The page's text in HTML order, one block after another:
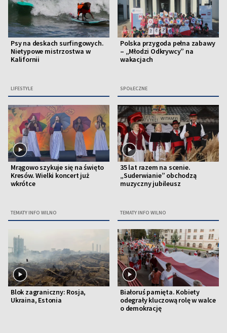
Psy na deskach surfingowych.
Nietypowe mistrzostwa w
Kalifornii
LIFESTYLE
Polska przygoda pełna zabawy
– „Młodzi Odkrywcy” na
wakacjach
SPOŁECZNE
Mrągowo szykuje się na święto
Kresów. Wielki koncert już
wkrótce
TEMATY INFO WILNO
35 lat razem na scenie.
„Suderwianie” obchodzą
muzyczny jubileusz
TEMATY INFO WILNO
Blok zagraniczny: Rosja,
Ukraina, Estonia
Białoruś pamięta. Kobiety
odegrały kluczową rolę w walce
o demokrację